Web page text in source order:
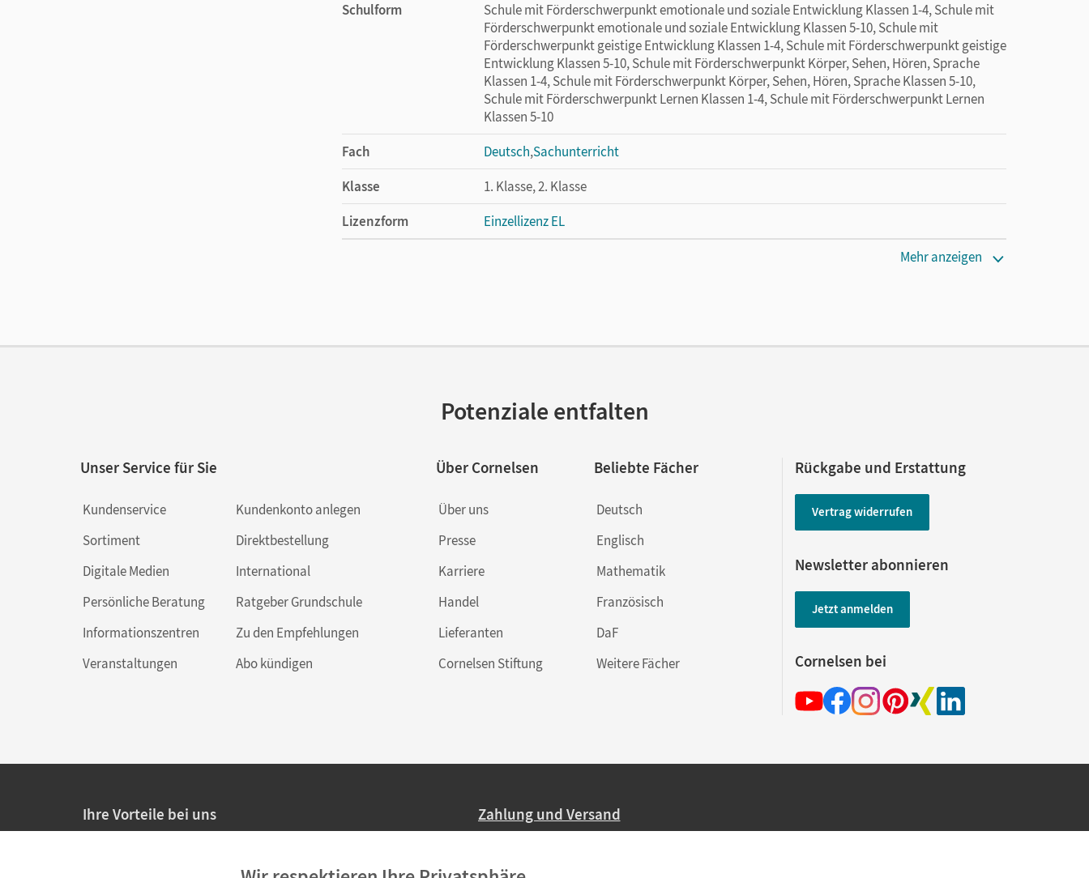
Schulform
Schule mit Förderschwerpunkt emotionale und soziale Entwicklung Klassen 1-4, Schule mit
Förderschwerpunkt emotionale und soziale Entwicklung Klassen 5-10, Schule mit
Förderschwerpunkt geistige Entwicklung Klassen 1-4, Schule mit Förderschwerpunkt geistige
Entwicklung Klassen 5-10, Schule mit Förderschwerpunkt Körper, Sehen, Hören, Sprache
Klassen 1-4, Schule mit Förderschwerpunkt Körper, Sehen, Hören, Sprache Klassen 5-10,
Schule mit Förderschwerpunkt Lernen Klassen 1-4, Schule mit Förderschwerpunkt Lernen
Klassen 5-10
Fach
Deutsch,Sachunterricht
Klasse
1. Klasse, 2. Klasse
Lizenzform
Einzellizenz EL
Mehr anzeigen
Potenziale entfalten
Unser Service für Sie
Kundenservice
Sortiment
Digitale Medien
Persönliche Beratung
Informationszentren
Veranstaltungen
Kundenkonto anlegen
Direktbestellung
International
Ratgeber Grundschule
Zu den Empfehlungen
Abo kündigen
Über Cornelsen
Über uns
Presse
Karriere
Handel
Lieferanten
Cornelsen Stiftung
Beliebte Fächer
Deutsch
Englisch
Mathematik
Französisch
DaF
Weitere Fächer
Rückgabe und Erstattung
Vertrag widerrufen
Newsletter abonnieren
Jetzt anmelden
Cornelsen bei
Ihre Vorteile bei uns Zahlung und Versand